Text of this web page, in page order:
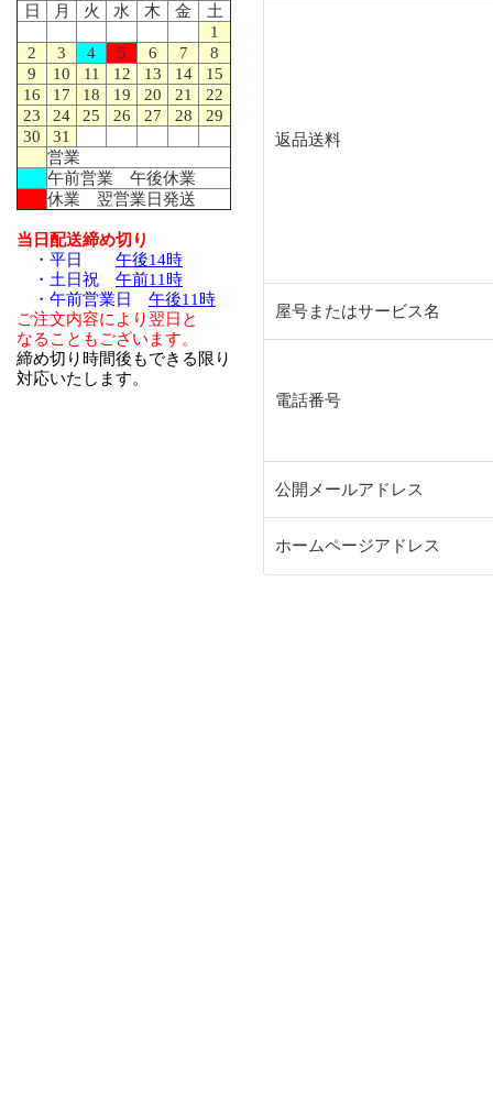
日
月 火 水 木 金
土
1
2
3 4 5 6 7
8
9
10 11 12 13 14
15
16
17 18 19 20 21
22
23
24 25 26 27 28
29
30
31
営業
午前営業 午後休業
休業 翌営業日発送
当日配送締め切り
・平日 午後14時
・土日祝 午前11時
・午前営業日 午後11時
ご注文内容により翌日と
なることもございます。
締め切り時間後もできる限り
対応いたします。
返品送料
屋号またはサービス名
電話番号
公開メールアドレス
ホームページアドレス